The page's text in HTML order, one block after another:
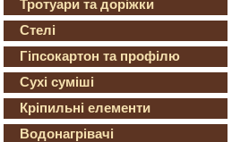
Тротуари та доріжки
Стелі
Гіпсокартон та профілю
Сухі суміші
Кріпильні елементи
Водонагрівачі